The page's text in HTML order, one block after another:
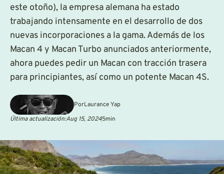
este otoño), la empresa alemana ha estado
trabajando intensamente en el desarrollo de dos
nuevas incorporaciones a la gama. Además de los
Macan 4 y Macan Turbo anunciados anteriormente,
ahora puedes pedir un Macan con tracción trasera
para principiantes, así como un potente Macan 4S.
PorLaurance Yap
Última actualización:Aug 15, 20245min